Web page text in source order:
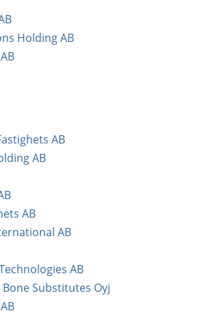
Holding AB
AB
AB
AB
AB
AB
Bone Substitutes Oyj